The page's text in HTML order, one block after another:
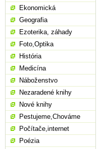
Ekonomická
Geografia
Ezoterika, záhady
Foto,Optika
História
Medicína
Náboženstvo
Nezaradené knihy
Nové knihy
Pestujeme,Chováme
Počítače,internet
Poézia